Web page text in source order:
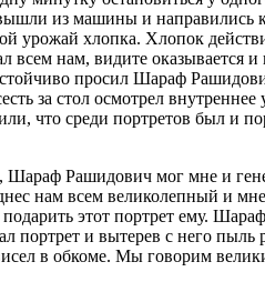
из машины и направились
урожай хлопка. Хлопок
нам, видите оказывается
просил Шараф
за стол осмотрел
что среди портретов был и
Шараф Рашидович мог мне и
нам всем великолепный и
этот портрет ему.
портрет и вытерев с него
в обкоме. Мы говорим